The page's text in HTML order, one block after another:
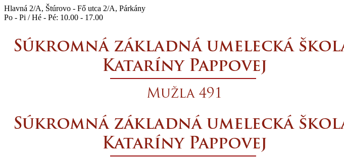
Hlavná 2/A, Štúrovo - Fő utca 2/A, Párkány
Po - Pi / Hé - Pé: 10.00 - 17.00